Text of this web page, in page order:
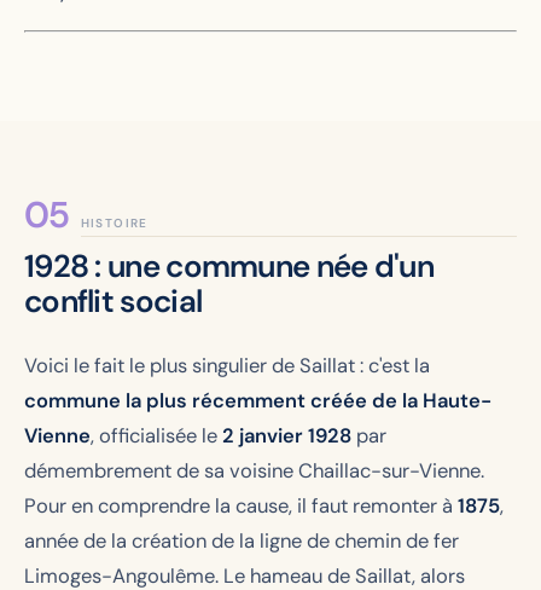
HISTOIRE
1928 : une commune née d'un
conflit social
Voici le fait le plus singulier de Saillat : c'est la
commune la plus récemment créée de la Haute-
Vienne, officialisée le2 janvier 1928 par
démembrement de sa voisine Chaillac-sur-Vienne.
Pour en comprendre la cause, il faut remonter à 1875,
année de la création de la ligne de chemin de fer
Limoges-Angoulême. Le hameau de Saillat, alors